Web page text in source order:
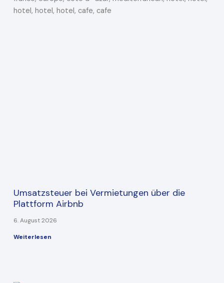
Umsatzsteuer bei Vermietungen über die
Plattform Airbnb
6. August 2026
Weiterlesen